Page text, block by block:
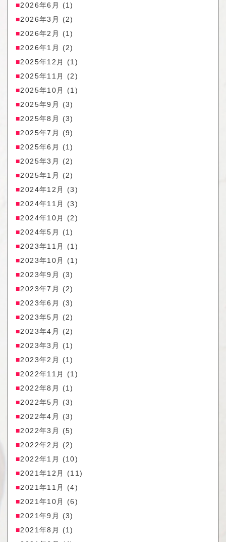
2026年6月
(1)
2026年3月
(2)
2026年2月
(1)
2026年1月
(2)
2025年12月
(1)
2025年11月
(2)
2025年10月
(1)
2025年9月
(3)
2025年8月
(3)
2025年7月
(9)
2025年6月
(1)
2025年3月
(2)
2025年1月
(2)
2024年12月
(3)
2024年11月
(3)
2024年10月
(2)
2024年5月
(1)
2023年11月
(1)
2023年10月
(1)
2023年9月
(3)
2023年7月
(2)
2023年6月
(3)
2023年5月
(2)
2023年4月
(2)
2023年3月
(1)
2023年2月
(1)
2022年11月
(1)
2022年8月
(1)
2022年5月
(3)
2022年4月
(3)
2022年3月
(5)
2022年2月
(2)
2022年1月
(10)
2021年12月
(11)
2021年11月
(4)
2021年10月
(6)
2021年9月
(3)
2021年8月
(1)